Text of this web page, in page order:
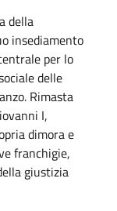
della
insediamento
per lo
delle
Rimasta
I,
dimora e
franchigie,
giustizia